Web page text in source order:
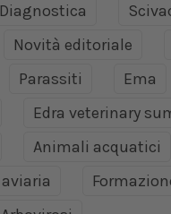
Diagnostica
Novità editoriale
Parassiti Ema
Edra veterinary
Animali acquatici